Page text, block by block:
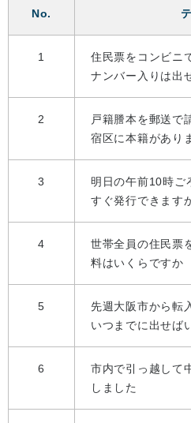
No.
1
住民票をコンビニ
ナンバー入りは出
2
戸籍謄本を郵送で
宿区に本籍があり
3
明日の午前10時ご
すぐ発行できます
4
世帯全員の住民票
料はいくらですか
5
先週大阪市から転
いつまでに出せば
6
市内で引っ越して
しました